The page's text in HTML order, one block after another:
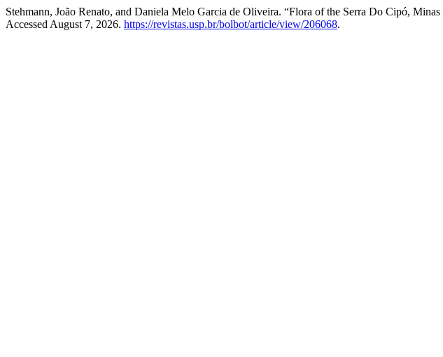
Stehmann, João Renato, and Daniela Melo Garcia de Oliveira. “Flora of the Serra Do Cipó, Minas
Accessed August 7, 2026. https://revistas.usp.br/bolbot/article/view/206068.